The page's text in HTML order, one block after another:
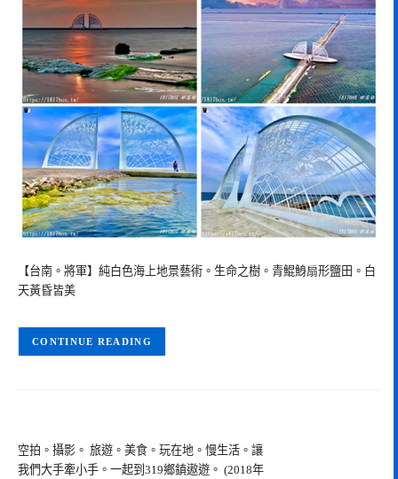
【台南。將軍】純白色海上地景藝術。生命之樹。青鯤鯓扇形鹽田。白
天黃昏皆美
CONTINUE READING
空拍。攝影。 旅遊。美食。玩在地。慢生活。讓
我們大手牽小手。一起到319鄉鎮遨遊。 (2018年